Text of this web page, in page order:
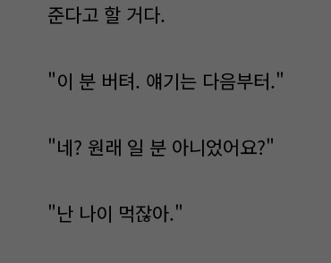
준다고 할 거다.
"이 분 버텨. 얘기는 다음부터."
"네? 원래 일 분 아니었어요?"
"난 나이 먹잖아."